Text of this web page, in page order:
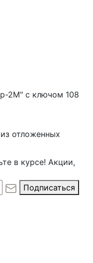
2М" с ключом 108
отложенных
в курсе! Акции,
Подписаться